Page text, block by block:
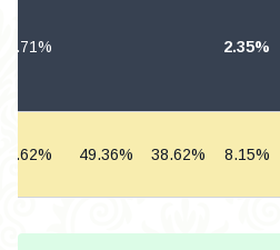
2.35%
0.71%
8.15%
38.62%
49.36%
0.62%